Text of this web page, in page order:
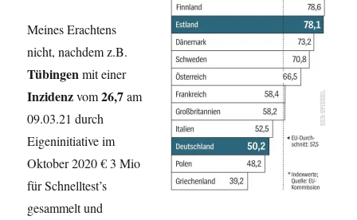
Meines Erachtens
nicht, nachdem z.B.
Tübingenmit einer
Inzidenzvom26,7am
09.03.21 durch
Eigeninitiative im
Oktober 2020 € 3 Mio
für Schnelltest’s
gesammelt und